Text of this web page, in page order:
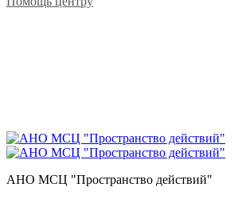
АНО МСЦ "Пространство действий"